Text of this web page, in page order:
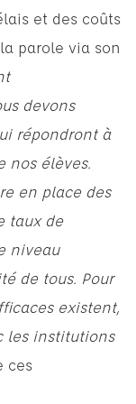
et des coûts
parole via son
devons
répondront à
nos élèves.
en place des
taux de
niveau
de tous. Pour
existent,
les institutions
ces